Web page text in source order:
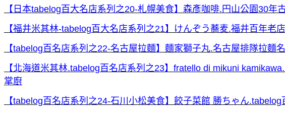
【日本tabelog百大名店系列之20-札幌美食】森彥咖啡.円山公園30
【福井米其林-tabelog百大名店系列之21】けんぞう蕎麦.福井百年老
【tabelog百名店系列之22-名古屋拉麵】麵家獅子丸.名古屋排隊拉麵
【北海道米其林.tabelog百名店系列之23】fratello di mikuni
掌廚
【tabelog百名店系列之24-石川小松美食】餃子菜館 勝ちゃん